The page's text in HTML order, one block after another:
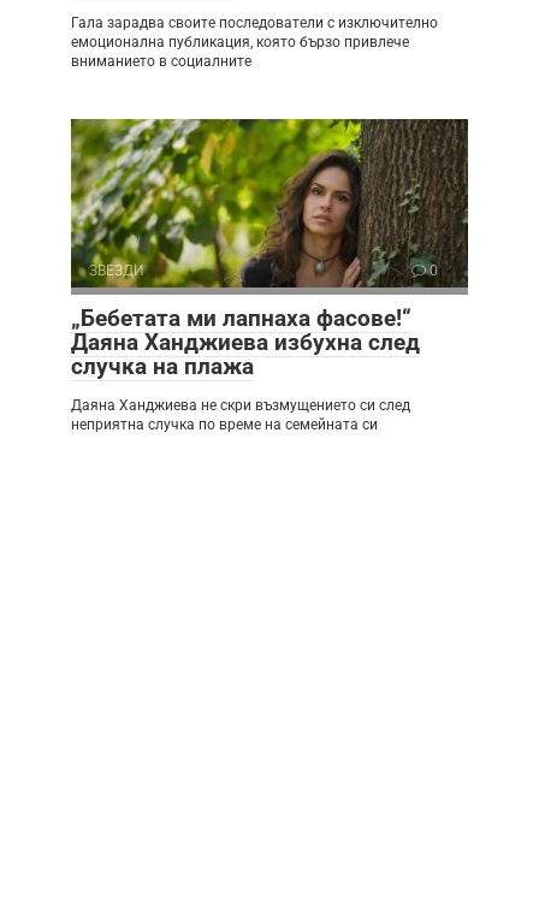
Гала зарадва своите последователи с изключително
емоционална публикация, която бързо привлече
вниманието в социалните
ЗВЕЗДИ 0
„Бебетата ми лапнаха фасове!“
Даяна Ханджиева избухна след
случка на плажа
Даяна Ханджиева не скри възмущението си след
неприятна случка по време на семейната си